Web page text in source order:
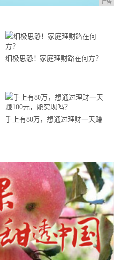
广告
细极思恐！家庭理财路在何方？
手上有80万，想通过理财一天赚